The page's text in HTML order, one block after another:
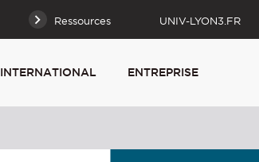
Ressources UNIV-LYON3.FR
INTERNATIONAL ENTREPRISE